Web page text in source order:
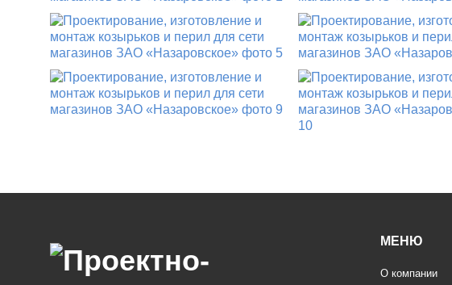
МЕНЮ
О компании